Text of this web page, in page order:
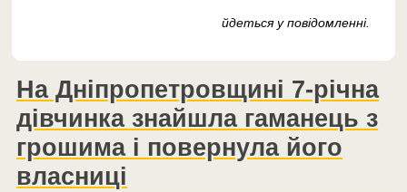
йдеться у повідомленні.
На Дніпропетровщині 7-річна
дівчинка знайшла гаманець з
грошима і повернула його
власниці